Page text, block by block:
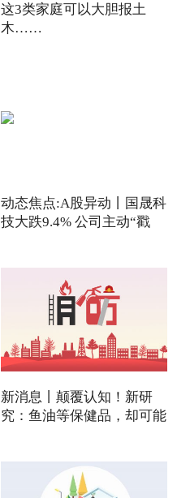
这3类家庭可以大胆报土
木……
动态焦点:A股异动丨国晟科
技大跌9.4% 公司主动“戳
新消息丨颠覆认知！新研
究：鱼油等保健品，却可能